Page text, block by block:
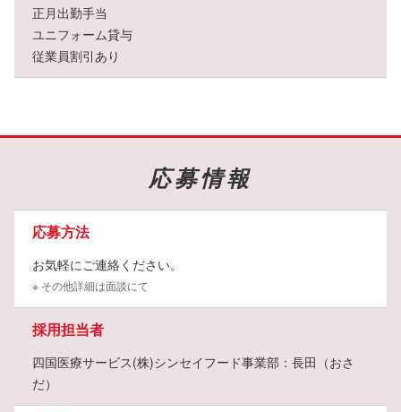
正月出勤手当
ユニフォーム貸与
従業員割引あり
応募情報
応募方法
お気軽にご連絡ください。
※ その他詳細は面談にて
採用担当者
四国医療サービス(株)シンセイフード事業部：長田（おさ
だ）